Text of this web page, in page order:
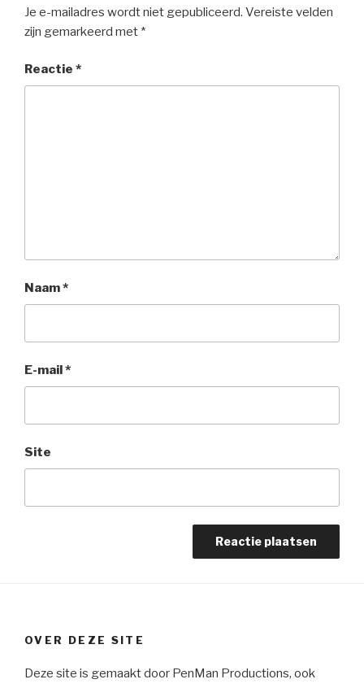
Je e-mailadres wordt niet gepubliceerd. Vereiste velden
zijn gemarkeerd met *
Reactie *
Naam*
E-mail*
Site
OVER DEZE SITE
Deze site is gemaakt door PenMan Productions, ook